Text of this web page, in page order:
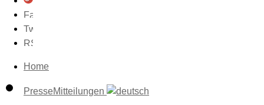
Home
PresseMitteilungen